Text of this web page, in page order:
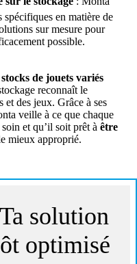
spécifiques en matière de
sur mesure pour
possible.
de jouets variés
reconnaît le
et des jeux. Grâce à ses
veille à ce que chaque
et qu’il soit prêt à être
mieux approprié.
solution
optimisé